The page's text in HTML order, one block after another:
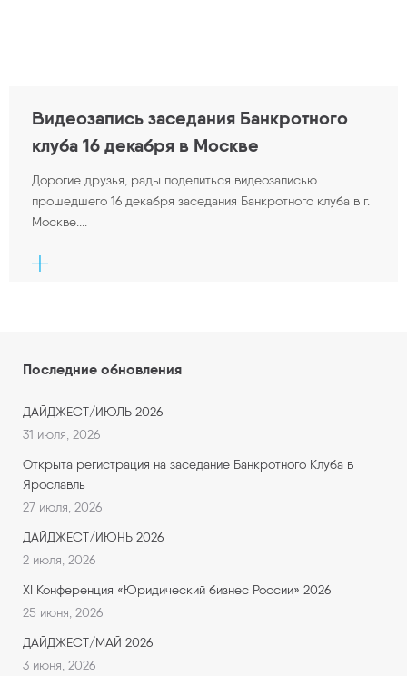
Видеозапись заседания Банкротного
клуба 16 декабря в Москве
Дорогие друзья, рады поделиться видеозаписью
прошедшего 16 декабря заседания Банкротного клуба в г.
Москве....
Последние обновления
ДАЙДЖЕСТ/ИЮЛЬ 2026
31 июля, 2026
Открыта регистрация на заседание Банкротного Клуба в
Ярославль
27 июля, 2026
ДАЙДЖЕСТ/ИЮНЬ 2026
2 июля, 2026
XI Конференция «Юридический бизнес России» 2026
25 июня, 2026
ДАЙДЖЕСТ/МАЙ 2026
3 июня, 2026